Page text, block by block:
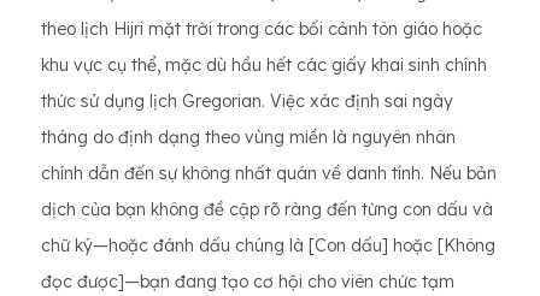
theo lịch Hijri mặt trời trong các bối cảnh tôn giáo hoặc
khu vực cụ thể, mặc dù hầu hết các giấy khai sinh chính
thức sử dụng lịch Gregorian. Việc xác định sai ngày
tháng do định dạng theo vùng miền là nguyên nhân
chính dẫn đến sự không nhất quán về danh tính. Nếu bản
dịch của bạn không đề cập rõ ràng đến từng con dấu và
chữ ký—hoặc đánh dấu chúng là [Con dấu] hoặc [Không
đọc được]—bạn đang tạo cơ hội cho viên chức tạm